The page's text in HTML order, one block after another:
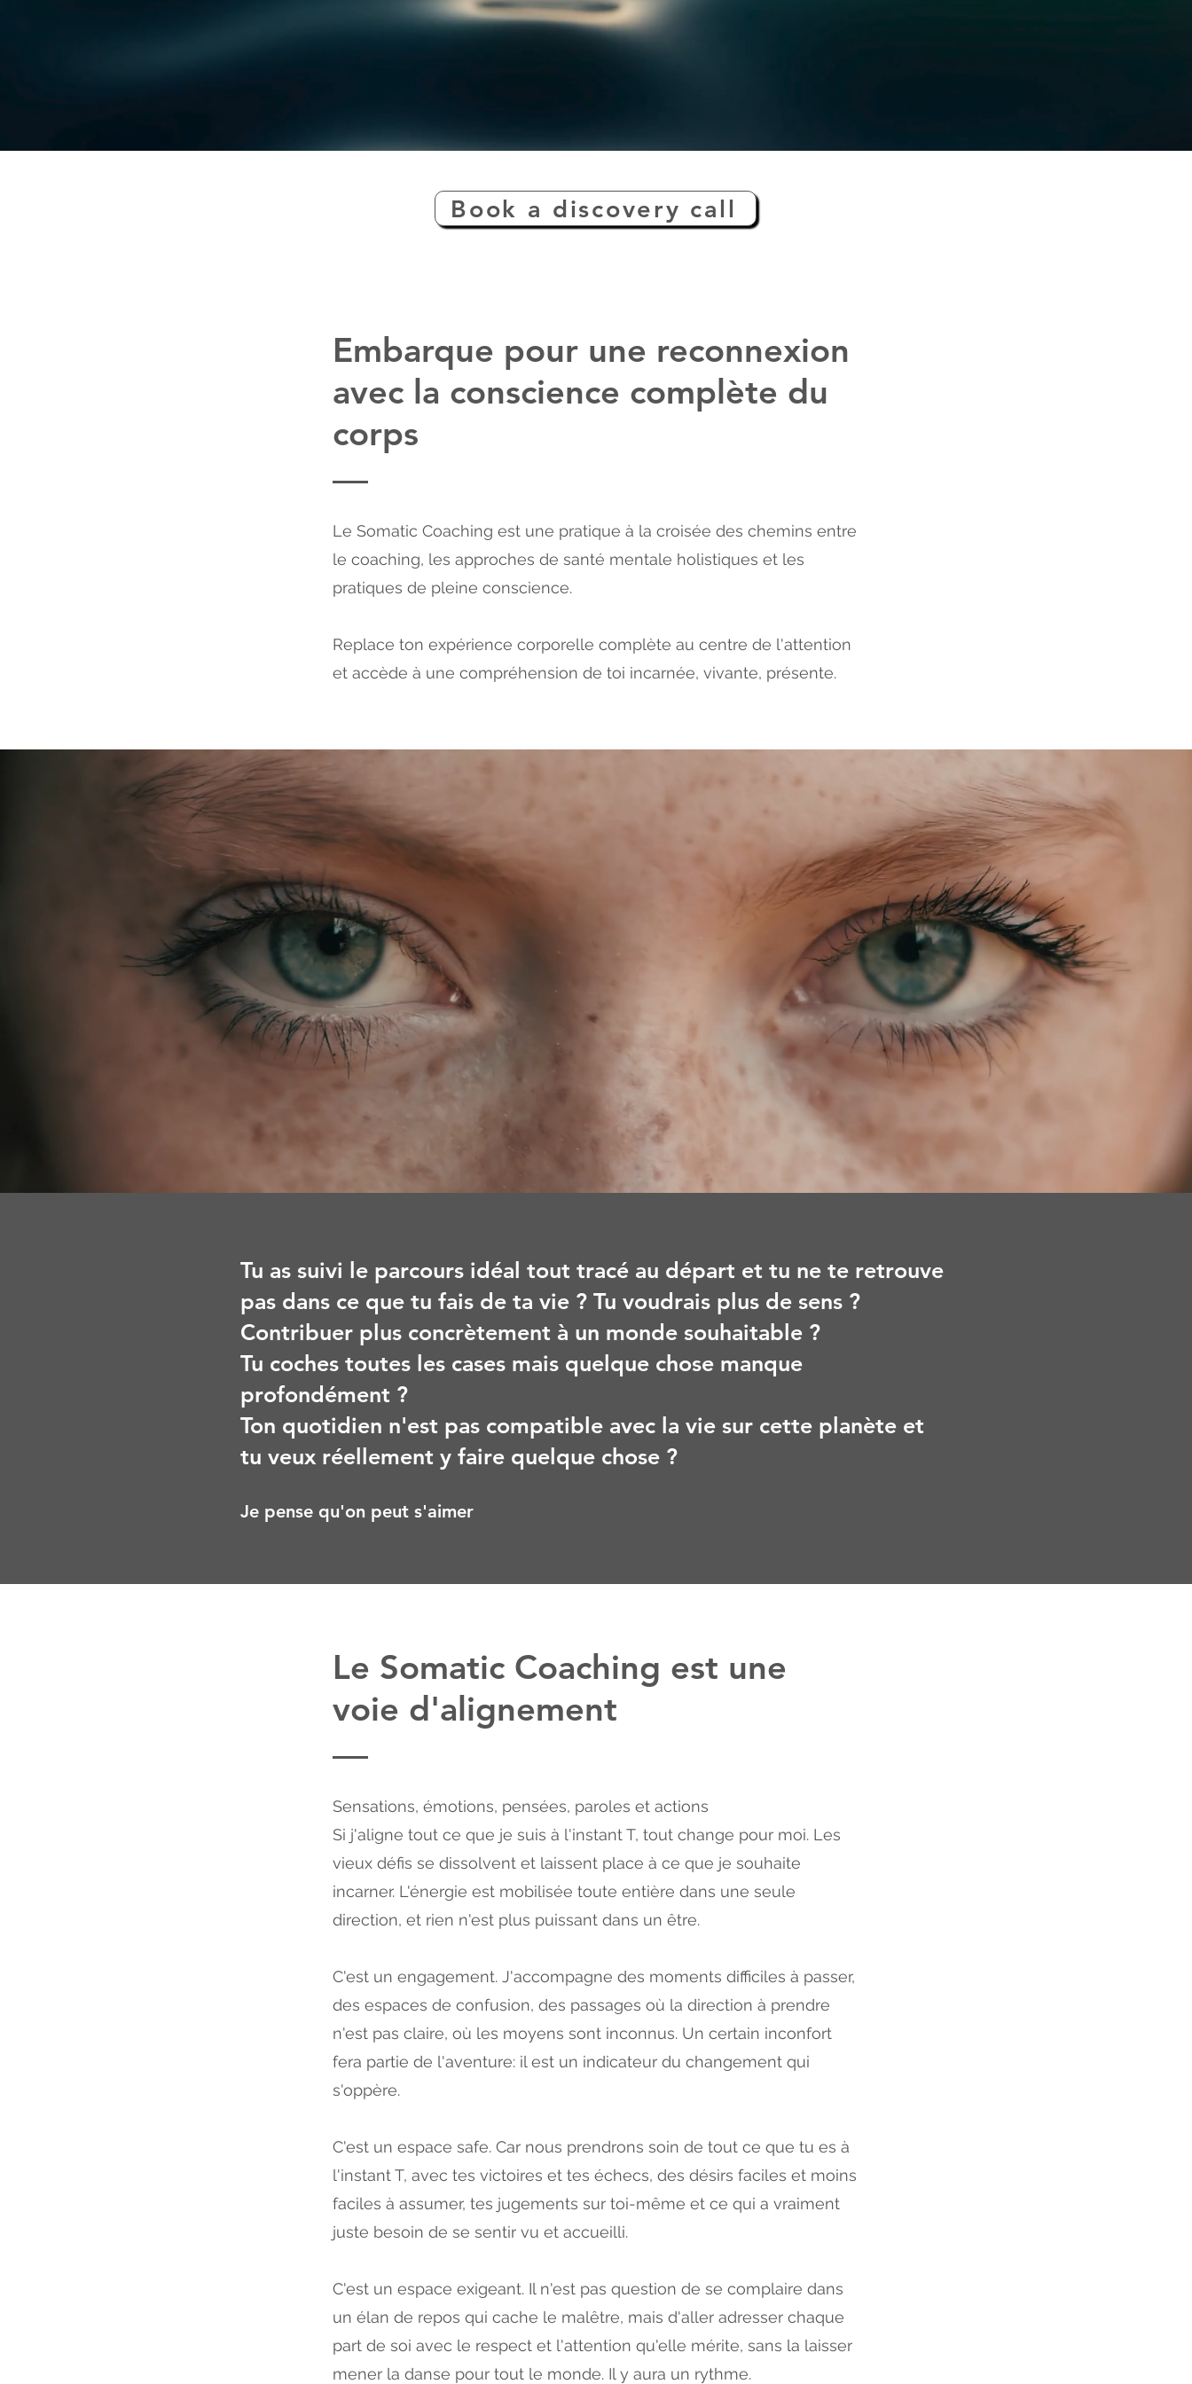
Book a discovery call
Embarque pour une reconnexion
avec la conscience complète du
corps
Le Somatic Coaching est une pratique à la croisée des chemins entre
le coaching, les approches de santé mentale holistiques et les
pratiques de pleine conscience.
Replace ton expérience corporelle complète au centre de l'attention
et accède à une compréhension de toi incarnée, vivante, présente.
Tu as suivi le parcours idéal tout tracé au départ et tu ne te retrouve
pas dans ce que tu fais de ta vie ? Tu voudrais plus de sens ?
Contribuer plus concrètement à un monde souhaitable ?
Tu coches toutes les cases mais quelque chose manque
profondément ?
Ton quotidien n'est pas compatible avec la vie sur cette planète et
tu veux réellement y faire quelque chose ?
Je pense qu'on peut s'aimer
Le Somatic Coaching est une
voie d'alignement
Sensations, émotions, pensées, paroles et actions
Si j'aligne tout ce que je suis à l'instant T, tout change pour moi. Les
vieux défis se dissolvent et laissent place à ce que je souhaite
incarner. L'énergie est mobilisée toute entière dans une seule
direction, et rien n'est plus puissant dans un être.
C'est un engagement. J'accompagne des moments difficiles à passer,
des espaces de confusion, des passages où la direction à prendre
n'est pas claire, où les moyens sont inconnus. Un certain inconfort
fera partie de l'aventure: il est un indicateur du changement qui
s'oppère.
C'est un espace safe. Car nous prendrons soin de tout ce que tu es à
l'instant T, avec tes victoires et tes échecs, des désirs faciles et moins
faciles à assumer, tes jugements sur toi-même et ce qui a vraiment
juste besoin de se sentir vu et accueilli.
C'est un espace exigeant. Il n'est pas question de se complaire dans
un élan de repos qui cache le malêtre, mais d'aller adresser chaque
part de soi avec le respect et l'attention qu'elle mérite, sans la laisser
mener la danse pour tout le monde. Il y aura un rythme.